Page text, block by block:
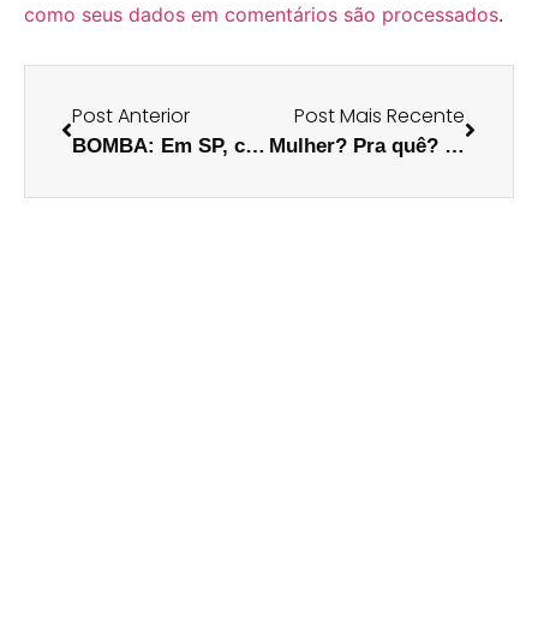
como seus dados em comentários são processados.
Post Anterior
BOMBA: Em SP, culto evangélico proibe uso de tecnologias USB
Post Mais Recente
Mulher? Pra quê? Prefiro minha vuvuzela…